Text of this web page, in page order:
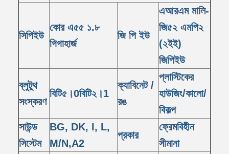
সিপিইউ
কোর এ৫৫ ১.৮
গিগাহার্জ
জি পি ইউ
এআরএম মালি-
জি৫২ এমপি২
(২ইই)
জিপিইউ
ব্লুটুথ
সংস্করণ
বিটি৫।0বিটি২।1
ক্যাবিনেট /
রঙ
প্লাস্টিকের
হাউজিং/কালো/
বিকল্প
সাউন্ড
সিস্টেম
BG, DK, I, L,
M/N,A2
প্রকার
ফ্রেমবিহীন
সীমানা